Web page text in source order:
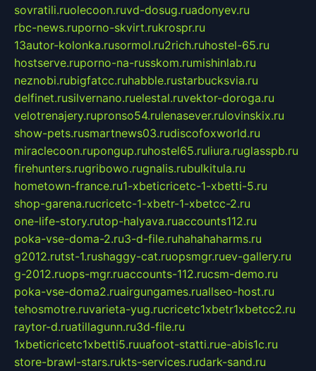
sovratili.ruolecoon.ruvd-dosug.ruadonyev.ru
rbc-news.ruporno-skvirt.rukrospr.ru
13autor-kolonka.rusormol.ru2rich.ruhostel-65.ru
hostserve.ruporno-na-russkom.rumishinlab.ru
neznobi.rubigfatcc.ruhabble.rustarbucksvia.ru
delfinet.rusilvernano.ruelestal.ruvektor-doroga.ru
velotrenajery.rupronso54.rulenasever.rulovinskix.ru
show-pets.rusmartnews03.rudiscofoxworld.ru
miraclecoon.rupongup.ruhostel65.ruliura.ruglasspb.ru
firehunters.rugribowo.rugnalis.rubulkitula.ru
hometown-france.ru1-xbeticricetc-1-xbetti-5.ru
shop-garena.rucricetc-1-xbetr-1-xbetcc-2.ru
one-life-story.rutop-halyava.ruaccounts112.ru
poka-vse-doma-2.ru3-d-file.ruhahahaharms.ru
g2012.rutst-1.rushaggy-cat.ruopsmgr.ruev-gallery.ru
g-2012.ruops-mgr.ruaccounts-112.rucsm-demo.ru
poka-vse-doma2.ruairgungames.ruallseo-host.ru
tehosmotre.ruvarieta-yug.rucricetc1xbetr1xbetcc2.ru
raytor-d.ruatillagunn.ru3d-file.ru
1xbeticricetc1xbetti5.ruuafoot-statti.rue-abis1c.ru
store-brawl-stars.rukts-services.rudark-sand.ru